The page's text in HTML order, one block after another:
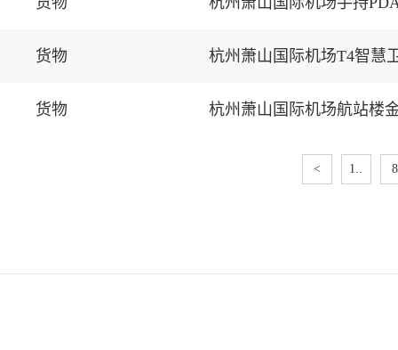
货物 杭州萧山国际机场T4智慧
货物 杭州萧山国际机场航站楼
< 1.. 8